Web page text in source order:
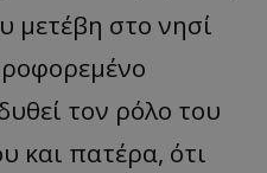
μετέβη στο νησί
τον ρόλο του
και πατέρα, ότι